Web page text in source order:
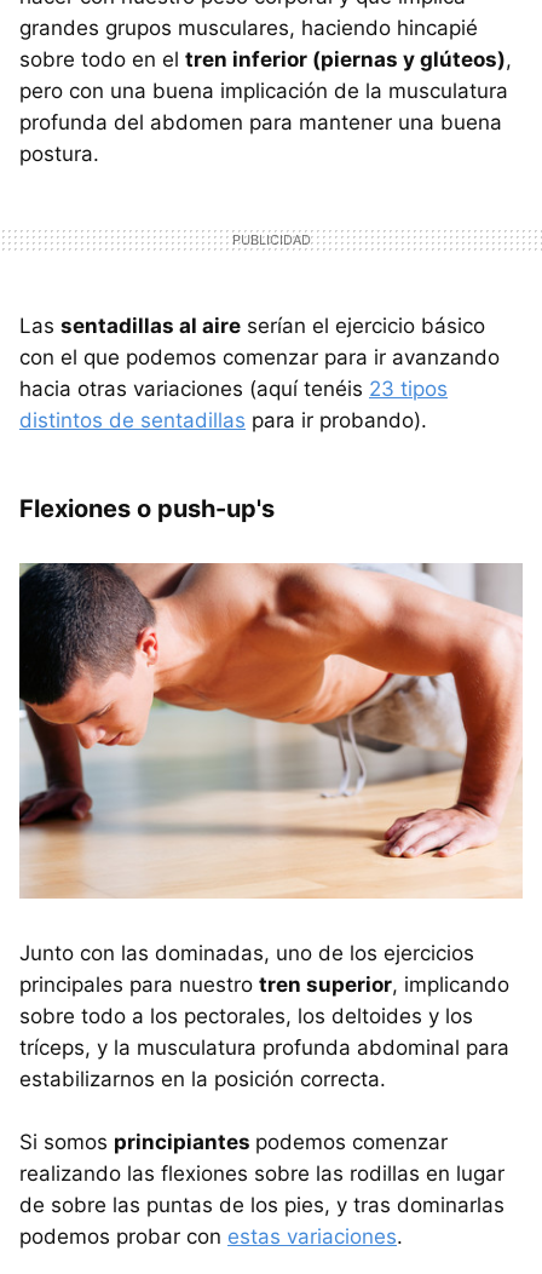
grandes grupos musculares, haciendo hincapié
sobre todo en el tren inferior (piernas y glúteos),
pero con una buena implicación de la musculatura
profunda del abdomen para mantener una buena
postura.
Las sentadillas al aire serían el ejercicio básico
con el que podemos comenzar para ir avanzando
hacia otras variaciones (aquí tenéis 23 tipos
distintos de sentadillas para ir probando).
Flexiones o push-up's
Junto con las dominadas, uno de los ejercicios
principales para nuestro tren superior, implicando
sobre todo a los pectorales, los deltoides y los
tríceps, y la musculatura profunda abdominal para
estabilizarnos en la posición correcta.
Si somos principiantes podemos comenzar
realizando las flexiones sobre las rodillas en lugar
de sobre las puntas de los pies, y tras dominarlas
podemos probar con estas variaciones.